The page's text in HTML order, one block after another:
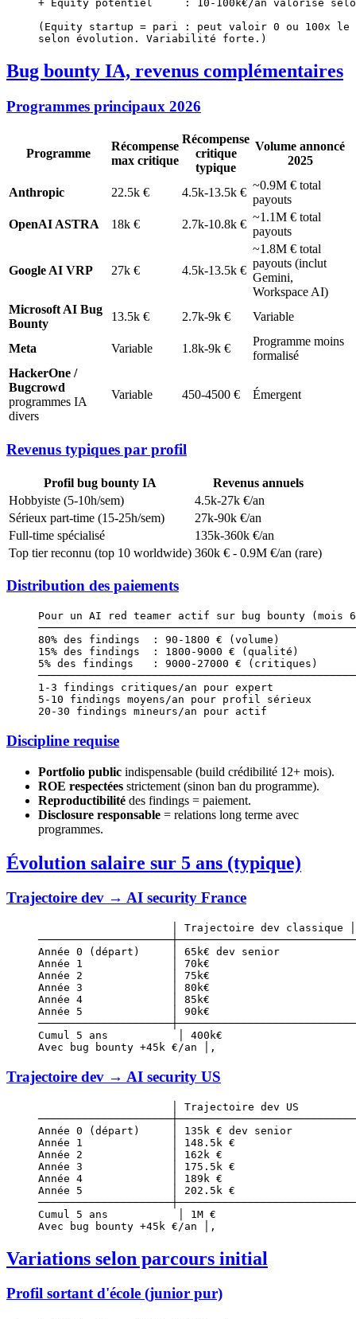
+ Equity potentiel     : 10-100k€/an valorisé
(Equity startup = pari : peut valoir 0 ou 100x le
selon évolution. Variabilité forte.)
Bug bounty IA, revenus complémentaires
Programmes principaux 2026
Programme
Récompense
max critique
Récompense
critique
typique
Volume annoncé
2025
Anthropic 22.5k € 4.5k-13.5k €
~0.9M € total
payouts
OpenAI ASTRA
18k € 2.7k-10.8k €
~1.1M € total
payouts
Google AI VRP 27k € 4.5k-13.5k €
~1.8M € total
payouts (inclut
Gemini,
Workspace AI)
Microsoft AI Bug
Bounty
13.5k € 2.7k-9k € Variable
Meta Variable 1.8k-9k €
Programme moins
formalisé
HackerOne /
Bugcrowd
programmes IA
divers
Variable 450-4500 € Émergent
Revenus typiques par profil
Profil bug bounty IA
Revenus annuels
Hobbyiste (5-10h/sem)
4.5k-27k €/an
Sérieux part-time (15-25h/sem)
27k-90k €/an
Full-time spécialisé
135k-360k €/an
Top tier reconnu (top 10 worldwide) 360k € - 0.9M €/an (rare)
Distribution des paiements
Pour un AI red teamer actif sur bug bounty (mois
80% des findings  : 90-1800 € (volume)
15% des findings  : 1800-9000 € (qualité)
5% des findings   : 9000-27000 € (critiques)
1-3 findings critiques/an pour expert
5-10 findings moyens/an pour profil sérieux
20-30 findings mineurs/an pour actif
Discipline requise
Portfolio public indispensable (build crédibilité 12+ mois).
ROE respectées strictement (sinon ban du programme).
Reproductibilité des findings = paiement.
Disclosure responsable = relations long terme avec
programmes.
Évolution salaire sur 5 ans (typique)
Trajectoire dev → AI security France
│ Trajectoire dev classique
Année 0 (départ)     │ 65k€ dev senior
Année 1              │ 70k€                         │
Année 2              │ 75k€                         │
Année 3              │ 80k€                         │
Année 4              │ 85k€                         │
Année 5              │ 90k€                         │
Cumul 5 ans           │ 400k€
Avec bug bounty +45k €/an │,
Trajectoire dev → AI security US
│ Trajectoire dev US
Année 0 (départ)     │ 135k € dev senior
Année 1              │ 148.5k €
Année 2              │ 162k €
Année 3              │ 175.5k €
Année 4              │ 189k €                         │
Année 5              │ 202.5k €
Cumul 5 ans           │ 1M €
Avec bug bounty +45k €/an │,
Variations selon parcours initial
Profil sortant d'école (junior pur)